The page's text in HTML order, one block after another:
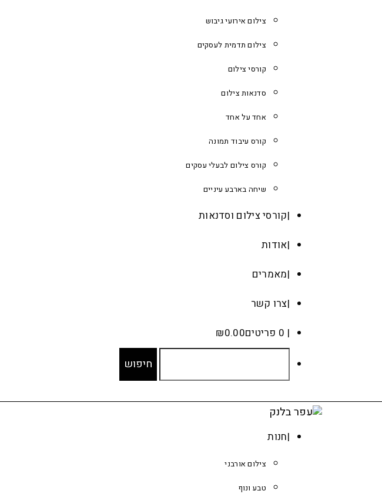
צילום אירועי גיבוש
צילום תדמית לעסקים
קורסי צילום
סדנאות צילום
אחד על אחד
קורס עיבוד תמונה
קורס צילום לבעלי עסקים
שיחה בארבע עיניים
קורסי צילום וסדנאות
אודות
מאמרים
צרו קשר
0 פריטים
₪0.00
חנות
צילום אורבני
טבע ונוף